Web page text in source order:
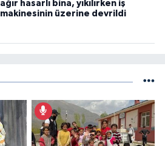
ağır hasarlı bina, yıkılırken iş
makinesinin üzerine devrildi